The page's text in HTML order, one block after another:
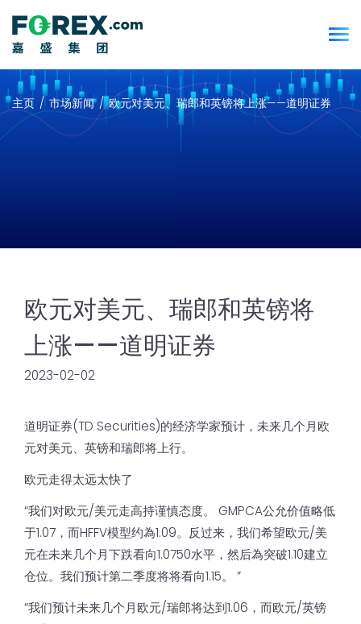
主页 市场新闻 欧元对美元、瑞郎和英镑将上涨——道明证券
欧元对美元、瑞郎和英镑将
上涨——道明证券
2023-02-02
道明证券(TD Securities)的经济学家预计，未来几个月欧
元对美元、英镑和瑞郎将上行。
欧元走得太远太快了
“我们对欧元/美元走高持谨慎态度。 GMPCA公允价值略低
于1.07，而HFFV模型约為1.09。反过来，我们希望欧元/美
元在未来几个月下跌看向1.0750水平，然后為突破1.10建立
仓位。我们预计第二季度将将看向1.15。 ”
“我们预计未来几个月欧元/瑞郎将达到1.06，而欧元/英镑